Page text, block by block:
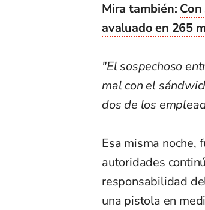
Mira también:
avaluado en 265
"El sospechoso
mal con el
dos de los
Esa misma noche,
autoridades
responsabilidad
una pistola en